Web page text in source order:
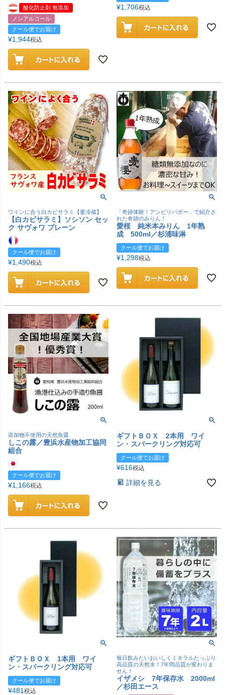
酸化防止剤 無添加
ノンアルコール
クール便でお届け
¥1,944税込
¥1,706税込
ワインに合う白カビサラミ【要冷蔵】
【白カビサラミ】ソシソン セッ
ク サヴォワ プレーン
クール便でお届け
¥1,490税込
「奇跡体験！アンビリバボー」で紹介さ
れた奇跡のみりん！
愛桜 純米本みりん 1年熟
成 500ml／杉浦味淋
クール便でお届け
¥1,298税込
添加物不使用の天然魚醤
しこの露／豊浜水産物加工協同
組合
クール便でお届け
¥1,166税込
ギフトＢＯＸ 2本用 ワイ
ン・スパークリング対応可
クール便でお届け
¥616税込
詳細を見る
ギフトＢＯＸ 1本用 ワイ
ン・スパークリング対応可
クール便でお届け
¥481 税込
毎日飲みたいおいしくミネラルたっぷり
高品質の天然水！7年間品質が変わりま
せん！
イザメシ 7年保存水 2000ml
／杉田エース